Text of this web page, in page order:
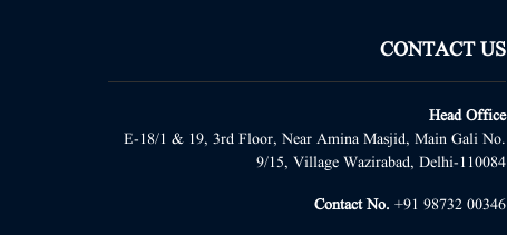
CONTACT US
Head Office
E-18/1 & 19, 3rd Floor, Near Amina Masjid, Main Gali No.
9/15, Village Wazirabad, Delhi-110084
Contact No. +91 98732 00346